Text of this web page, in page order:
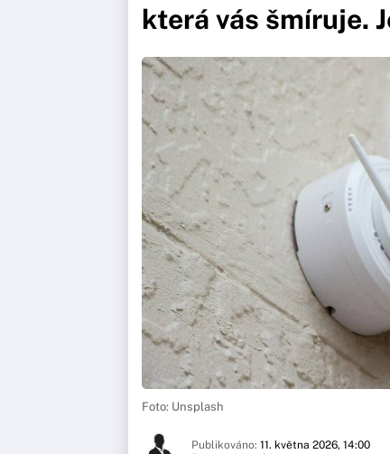
která vás šmíruje.
Foto: Unsplash
Publikováno: 11. května 2026, 14:00